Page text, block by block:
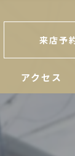
来店予
アクセス